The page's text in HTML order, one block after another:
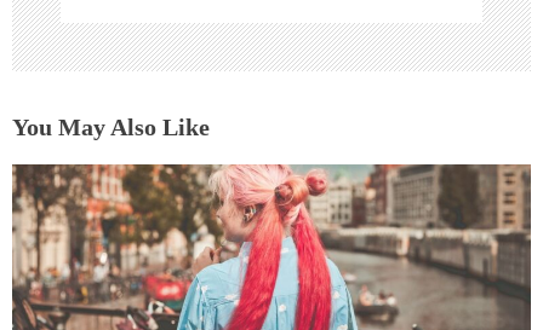
You May Also Like